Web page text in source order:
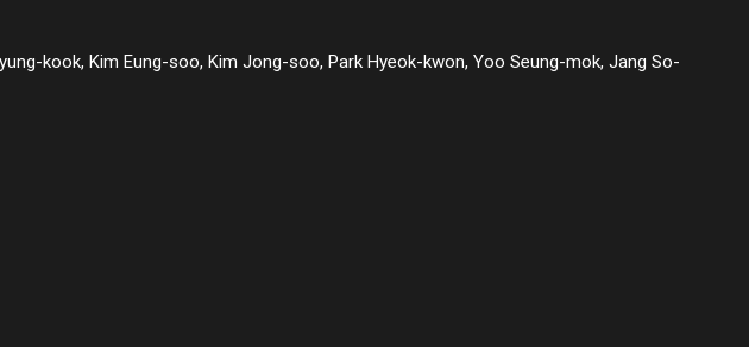
kook, Kim Eung-soo, Kim Jong-soo, Park Hyeok-kwon, Yoo Seung-mok, Jang So-